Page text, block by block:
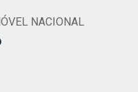
NACIONAL